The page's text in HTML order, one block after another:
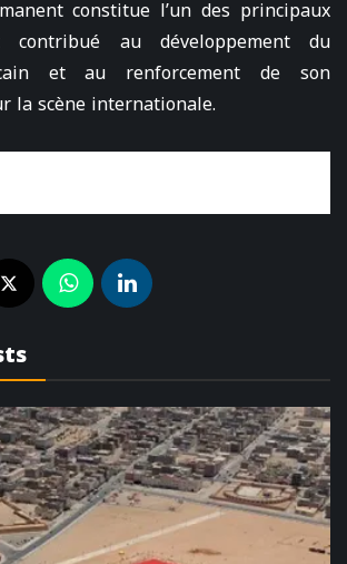
constitue l’un des principaux
contribué au développement du
et au renforcement de son
la scène internationale.